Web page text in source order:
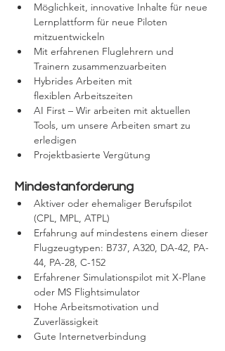
Möglichkeit, innovative Inhalte für neue
Lernplattform für neue Piloten
mitzuentwickeln
Mit erfahrenen Fluglehrern und
Trainern zusammenzuarbeiten
Hybrides Arbeiten mit
flexiblen Arbeitszeiten
AI First – Wir arbeiten mit aktuellen
Tools, um unsere Arbeiten smart zu
erledigen
Projektbasierte Vergütung
Mindestanforderung
Aktiver oder ehemaliger Berufspilot
(CPL, MPL, ATPL)
Erfahrung auf mindestens einem dieser
Flugzeugtypen: B737, A320, DA-42, PA-
44, PA-28, C-152
Erfahrener Simulationspilot mit X-Plane
oder MS Flightsimulator
Hohe Arbeitsmotivation und
Zuverlässigkeit
Gute Internetverbindung